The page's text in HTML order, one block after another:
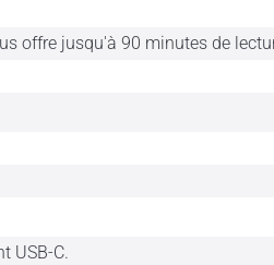
offre jusqu'à 90 minutes de
USB-C.